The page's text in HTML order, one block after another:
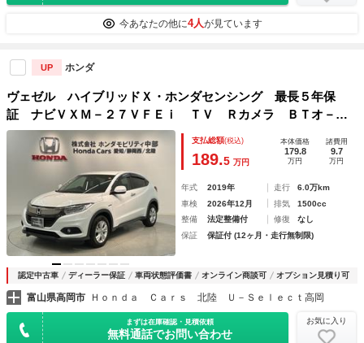
今あなたの他に4人が見ています
UP ホンダ
ヴェゼル ハイブリッドＸ・ホンダセンシング 最長５年保
証 ナビＶＸＭ－２７ＶＦＥｉ ＴＶ Ｒカメラ ＢＴオ－デ
ィオ ＤＶＤ ＥＴＣ ＬＥＤライト ＶＳＡ シ－トヒ－タ
－ クルコン スマ－トキ－ 盗難防止装置 ＡＡＣ ドアバ
イザ－ Ｗエアバッグ
支払総額(税込)
189.5 万円
本体価格
179.8
万円
諸費用
9.7
万円
年式 2019年 走行
6.0万km
車検
2026年12月 排気
1500cc
整備
法定整備付 修復
なし
保証
保証付 (12ヶ月・走行無制限)
認定中古車 ディーラー保証 車両状態評価書 オンライン商談可 オプション見積り可
富山県高岡市 Ｈｏｎｄａ Ｃａｒｓ 北陸 Ｕ－Ｓｅｌｅｃｔ高岡
まずは在庫確認・見積依頼
無料通話でお問い合わせ
お気に入り